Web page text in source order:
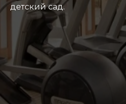
детский сад.